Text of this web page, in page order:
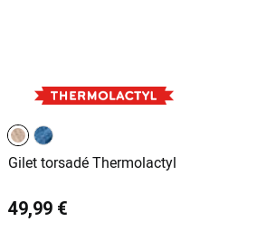
Gilet torsadé Thermolactyl
49,99 €